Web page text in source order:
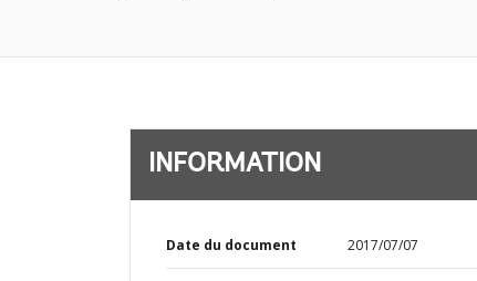
INFORMATION
Date du document 2017/07/07